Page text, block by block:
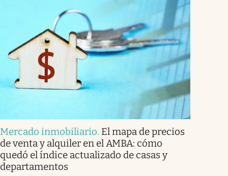
Mercado inmobiliario. El mapa de precios
de venta y alquiler en el AMBA: cómo
quedó el índice actualizado de casas y
departamentos